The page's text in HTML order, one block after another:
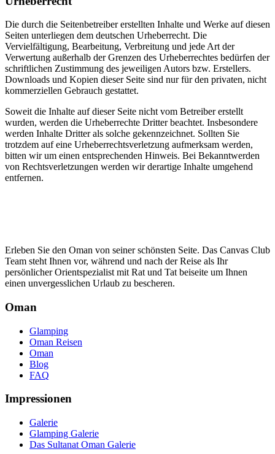
Die durch die Seitenbetreiber erstellten Inhalte und Werke auf diesen
Seiten unterliegen dem deutschen Urheberrecht. Die
Vervielfältigung, Bearbeitung, Verbreitung und jede Art der
Verwertung außerhalb der Grenzen des Urheberrechtes bedürfen der
schriftlichen Zustimmung des jeweiligen Autors bzw. Erstellers.
Downloads und Kopien dieser Seite sind nur für den privaten, nicht
kommerziellen Gebrauch gestattet.
Soweit die Inhalte auf dieser Seite nicht vom Betreiber erstellt
wurden, werden die Urheberrechte Dritter beachtet. Insbesondere
werden Inhalte Dritter als solche gekennzeichnet. Sollten Sie
trotzdem auf eine Urheberrechtsverletzung aufmerksam werden,
bitten wir um einen entsprechenden Hinweis. Bei Bekanntwerden
von Rechtsverletzungen werden wir derartige Inhalte umgehend
entfernen.
Erleben Sie den Oman von seiner schönsten Seite. Das Canvas Club
Team steht Ihnen vor, während und nach der Reise als Ihr
persönlicher Orientspezialist mit Rat und Tat beiseite um Ihnen
einen unvergesslichen Urlaub zu bescheren.
Oman
Glamping
Oman Reisen
Oman
Blog
FAQ
Impressionen
Galerie
Glamping Galerie
Das Sultanat Oman Galerie